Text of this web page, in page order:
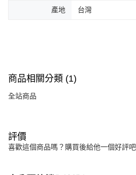
產地 台灣
商品相關分類 (1)
全站商品
評價
喜歡這個商品嗎？購買後給他一個好評吧